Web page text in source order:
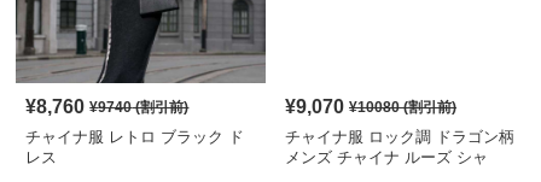
¥8,760 ¥9740(割引前)
チャイナ服 レトロ ブラック ド
レス
¥9,070 ¥10080(割引前)
チャイナ服 ロック調 ドラゴン柄
メンズ チャイナ ルーズ シャ